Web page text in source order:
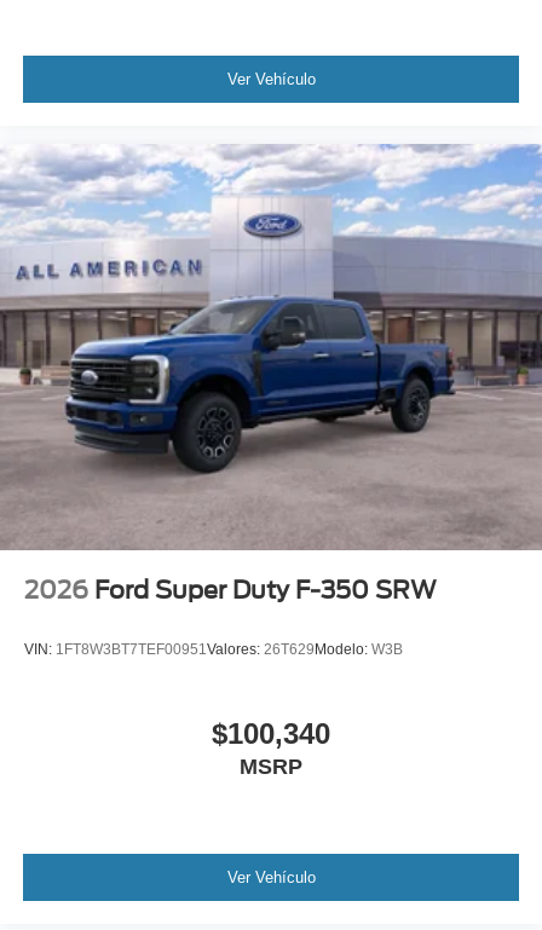
Ver Vehículo
2026 Ford Super Duty F-350 SRW
VIN: 1FT8W3BT7TEF00951Valores: 26T629 Modelo: W3B
$100,340
MSRP
Ver Vehículo